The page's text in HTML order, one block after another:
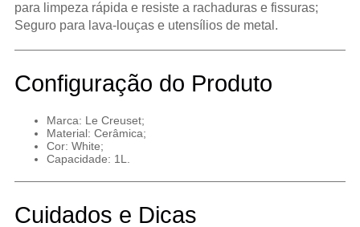
para limpeza rápida e resiste a rachaduras e fissuras;
Seguro para lava-louças e utensílios de metal.
Configuração do Produto
Marca: Le Creuset;
Material: Cerâmica;
Cor: White;
Capacidade: 1L.
Cuidados e Dicas